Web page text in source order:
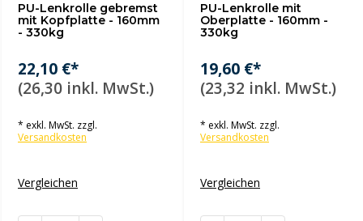
PU-Lenkrolle gebremst
mit Kopfplatte - 160mm
- 330kg
22,10 €*
(26,30 inkl. MwSt.)
* exkl. MwSt. zzgl.
Versandkosten
Vergleichen
PU-Lenkrolle mit
Oberplatte - 160mm -
330kg
19,60 €*
(23,32 inkl. MwSt.)
* exkl. MwSt. zzgl.
Versandkosten
Vergleichen